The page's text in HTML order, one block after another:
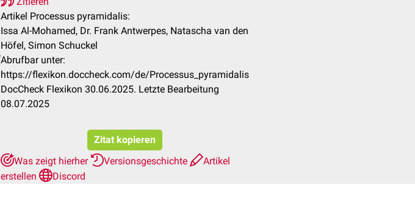
Artikel Processus pyramidalis:
Issa Al-Mohamed, Dr. Frank Antwerpes, Natascha van den
Höfel, Simon Schuckel
Abrufbar unter:
https://flexikon.doccheck.com/de/Processus_pyramidalis
DocCheck Flexikon 30.06.2025. Letzte Bearbeitung
08.07.2025
Zitat kopieren
Was zeigt hierher
Versionsgeschichte
Artikel
erstellen
Discord